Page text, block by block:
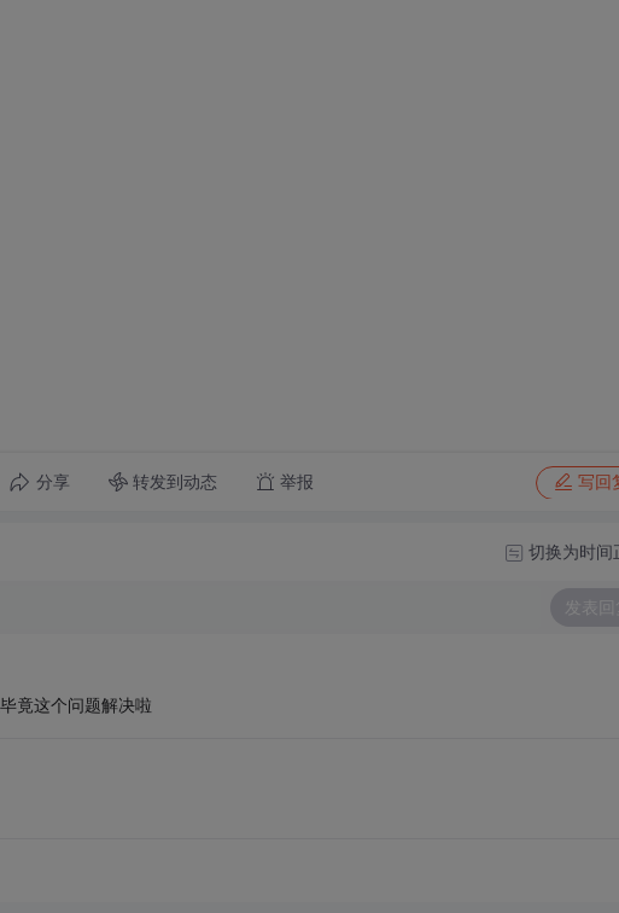
分享 转发到动态 举报 写回
切换为时间
发表回
竟这个问题解决啦